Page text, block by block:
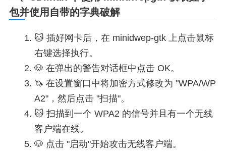
包并使用自带的字典破解
插好网卡后，在 minidwep-gtk 上点击鼠标
右键选择执行。
在弹出的警告对话框中点击 OK。
在设置窗口中将加密方式修改为 "WPA/WP
A2"，然后点击 "扫描"。
扫描到一个 WPA2 的信号并且有一个无线
客户端在线。
点击 "启动"开始攻击无线客户端。